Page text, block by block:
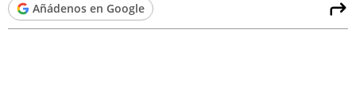
Añádenos en Google